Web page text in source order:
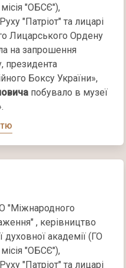
"ОБСЄ"),
"Патріот" та лицарі
Лицарського Ордену
на запрошення
президента
Боксу України»,
побувало в музеї
"Міжнародного
, керівництво
академії (ГО
"ОБСЄ"),
"Патріот" та лицарі